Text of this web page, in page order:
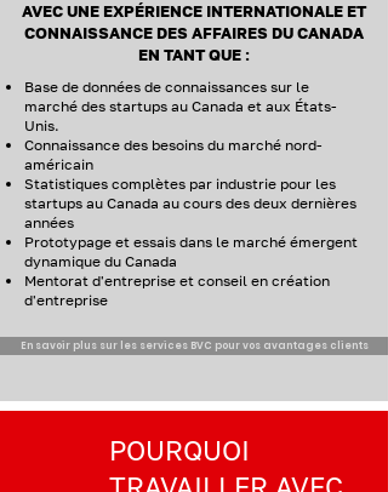
AVEC UNE EXPÉRIENCE INTERNATIONALE ET
CONNAISSANCE DES AFFAIRES DU CANADA
EN TANT QUE :
Base de données de connaissances sur le
marché des startups au Canada et aux États-
Unis.
Connaissance des besoins du marché nord-
américain
Statistiques complètes par industrie pour les
startups au Canada au cours des deux dernières
années
Prototypage et essais dans le marché émergent
dynamique du Canada
Mentorat d'entreprise et conseil en création
d'entreprise
En savoir plus sur les services BVC pour vos avantages clients
POURQUOI